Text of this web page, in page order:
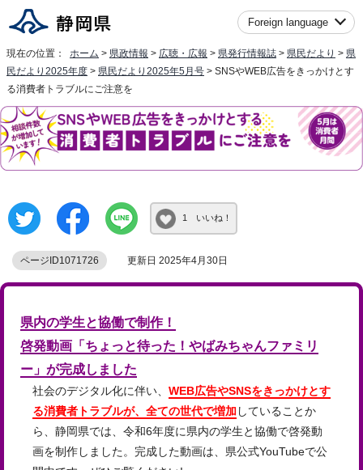
Foreign language
現在の位置： ホーム > 県政情報 > 広聴・広報 > 県発行情報誌 > 県民だより > 県
民だより2025年度 > 県民だより2025年5月号 > SNSやWEB広告をきっかけとす
る消費者トラブルにご注意を
1 いいね！
ページID1071726 更新日 2025年4月30日
県内の学生と協働で制作！
啓発動画「ちょっと待った！やばみちゃんファミリ
ー」が完成しました
社会のデジタル化に伴い、 WEB広告やSNSをきっかけとす
る消費者トラブルが、全ての世代で増加していることか
ら、静岡県では、令和6年度に県内の学生と協働で啓発動
画を制作しました。完成した動画は、県公式YouTubeで公